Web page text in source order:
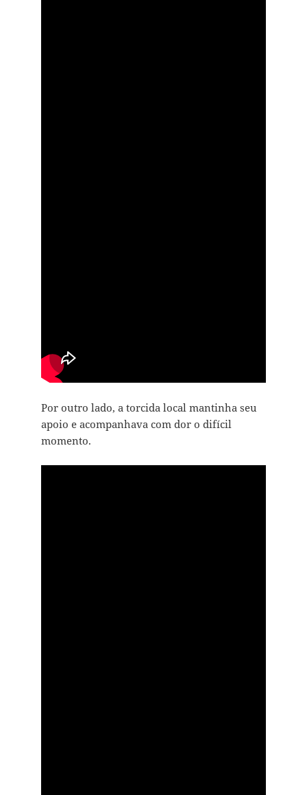
Por outro lado, a torcida local mantinha seu
apoio e acompanhava com dor o difícil
momento.